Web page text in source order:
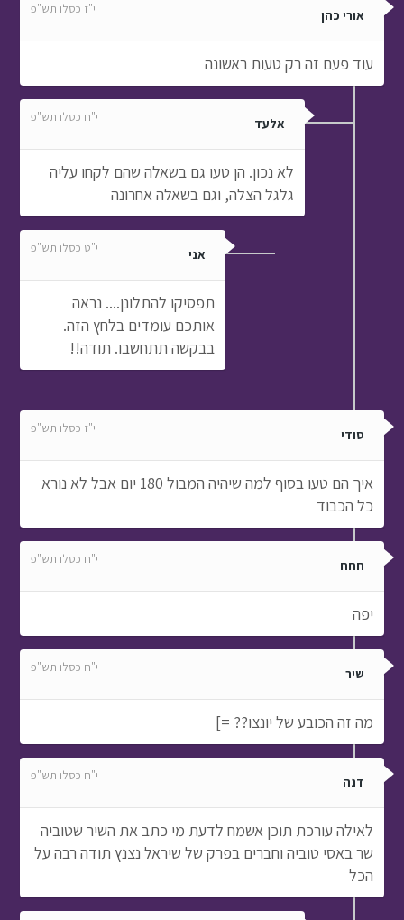
אורי כהן י"ז כסלו תש"פ
עוד פעם זה רק טעות ראשונה
אלעד י"ח כסלו תש"פ
לא נכון. הן טעו גם בשאלה שהם לקחו עליה
גלגל הצלה, וגם בשאלה אחרונה
אני י"ט כסלו תש"פ
תפסיקו להתלונן.... נראה
אותכם עומדים בלחץ הזה.
בבקשה תתחשבו. תודה!!
סודי י"ז כסלו תש"פ
איך הם טעו בסוף למה שיהיה המבול 180 יום אבל לא נורא
כל הכבוד
חחח י"ח כסלו תש"פ
יפה
שיר י"ח כסלו תש"פ
מה זה הכובע של יונצו?? =]
דנה י"ח כסלו תש"פ
לאילה עורכת תוכן אשמח לדעת מי כתב את השיר שטוביה
שר באסי טוביה וחברים בפרק של שיראל נצנץ תודה רבה על
הכל